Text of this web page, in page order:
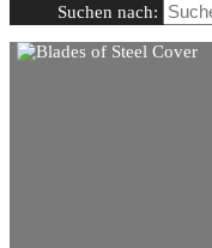
Suchen nach: